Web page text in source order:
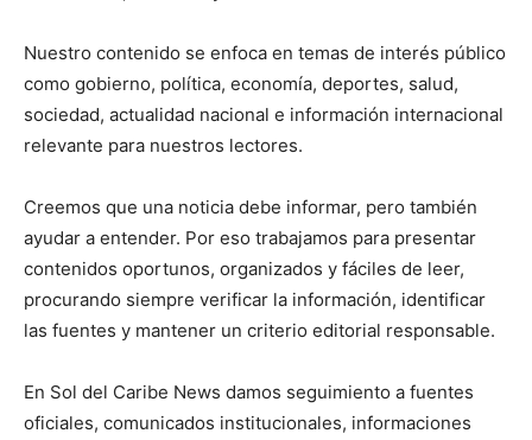
Nuestro contenido se enfoca en temas de interés público
como gobierno, política, economía, deportes, salud,
sociedad, actualidad nacional e información internacional
relevante para nuestros lectores.
Creemos que una noticia debe informar, pero también
ayudar a entender. Por eso trabajamos para presentar
contenidos oportunos, organizados y fáciles de leer,
procurando siempre verificar la información, identificar
las fuentes y mantener un criterio editorial responsable.
En Sol del Caribe News damos seguimiento a fuentes
oficiales, comunicados institucionales, informaciones